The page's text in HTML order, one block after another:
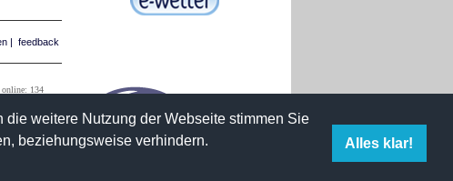
weitere Nutzung der Webseite stimmen Sie
beziehungsweise verhindern.
Alles klar!
| feedback
online: 134